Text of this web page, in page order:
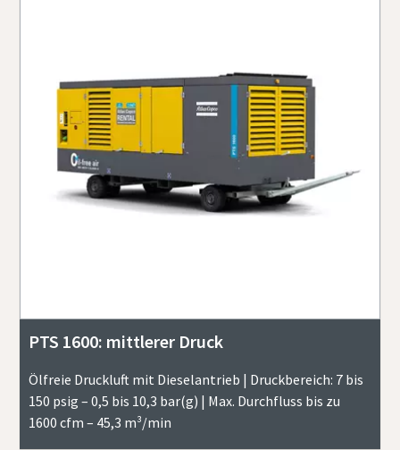
PTS 1600: mittlerer Druck
Ölfreie Druckluft mit Dieselantrieb | Druckbereich: 7 bis
150 psig – 0,5 bis 10,3 bar(g) | Max. Durchfluss bis zu
1600 cfm – 45,3 m³/min